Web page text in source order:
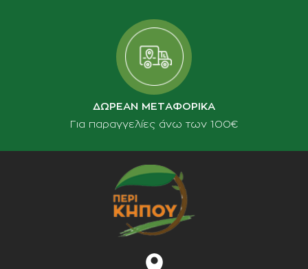
ΔΩΡΕΑΝ ΜΕΤΑΦΟΡΙΚΑ
Για παραγγελίες άνω των 100€